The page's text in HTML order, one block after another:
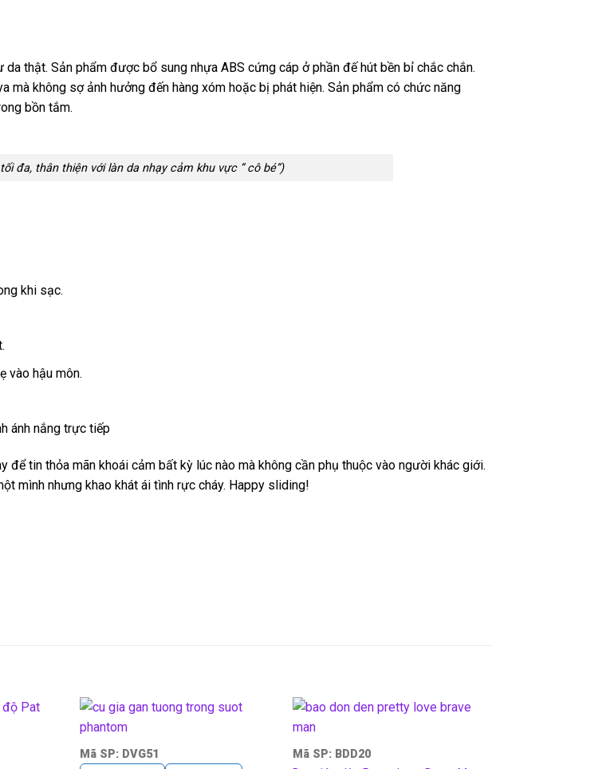
thật. Sản phẩm được bổ sung nhựa ABS cứng cáp ở phần đế hút bền bỉ chắc chắn.
không sợ ảnh hưởng đến hàng xóm hoặc bị phát hiện. Sản phẩm có chức năng
bồn tắm.
đa, thân thiện với làn da nhạy cảm khu vực ” cô bé”)
khi sạc.
vào hậu môn.
ánh nắng trực tiếp
để tin thỏa mãn khoái cảm bất kỳ lúc nào mà không cần phụ thuộc vào người khác giới.
mình nhưng khao khát ái tình rực cháy. Happy sliding!
Mã SP: DVG51
Mã SP: BDD20